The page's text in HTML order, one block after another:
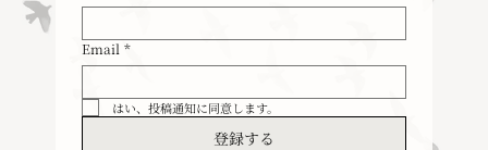
Email *
はい、投稿通知に同意します。
登録する